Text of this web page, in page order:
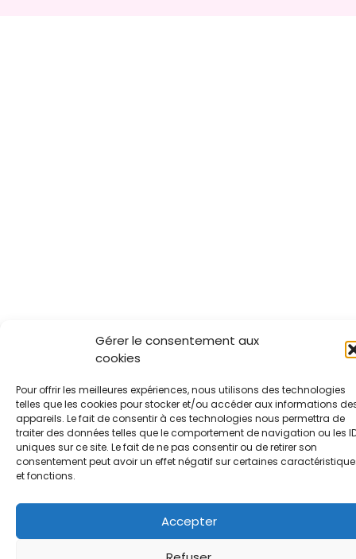
Gérer le consentement aux
cookies
Pour offrir les meilleures expériences, nous utilisons des technologies
telles que les cookies pour stocker et/ou accéder aux informations
appareils. Le fait de consentir à ces technologies nous permettra de
traiter des données telles que le comportement de navigation ou les
uniques sur ce site. Le fait de ne pas consentir ou de retirer son
consentement peut avoir un effet négatif sur certaines
et fonctions.
Accepter